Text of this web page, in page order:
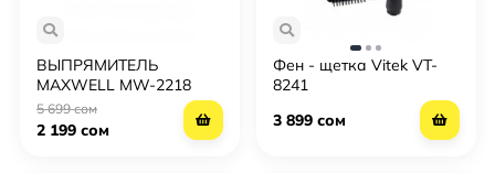
ВЫПРЯМИТЕЛЬ
MAXWELL MW-2218
5 699 сом
2 199 сом
Фен - щетка Vitek VT-
8241
3 899 сом